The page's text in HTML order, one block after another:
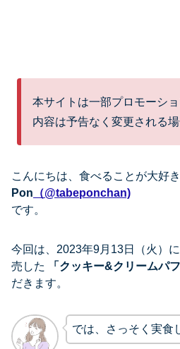
本サイトは一部プロモーシ
内容は予告なく変更される場
こんにちは、 食べることが大好
Pon （@tabeponchan)
です。
今回は、2023年9月13日（火）に
売した
「 クッキー&クリームパ
だきます。
では、さっそく実食